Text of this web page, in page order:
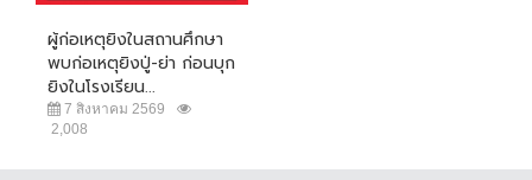
ผู้ก่อเหตุยิงในสถานศึกษา
พบก่อเหตุยิงปู่-ย่า ก่อนบุก
ยิงในโรงเรียน...
7 สิงหาคม 2569
2,008